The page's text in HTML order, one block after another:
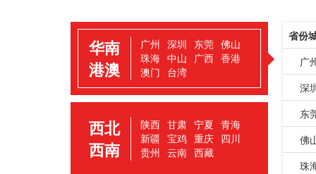
华南
港澳
广州 深圳 东莞 佛山
珠海 中山 广西 香港
澳门 台湾
西北
西南
陕西 甘肃 宁夏 青海
新疆 宝鸡 重庆 四川
贵州 云南 西藏
省份
广
深
东
佛
珠